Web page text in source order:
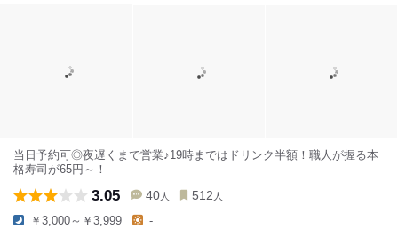
当日予約可◎夜遅くまで営業♪19時まではドリンク半額！職人が握る本
格寿司が65円～！
3.05 40 人 512 人
￥3,000～￥3,999 -